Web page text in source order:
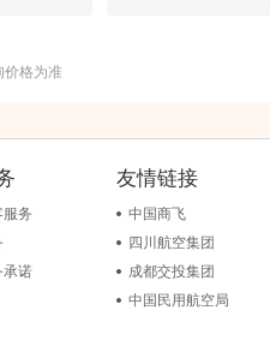
价格为准
务
承诺
友情链接
中国商飞
四川航空集团
成都交投集团
中国民用航空局